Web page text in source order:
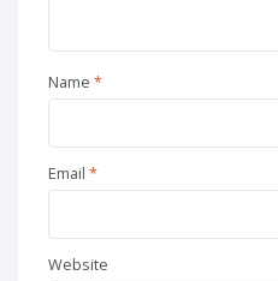
Name *
Email *
Website